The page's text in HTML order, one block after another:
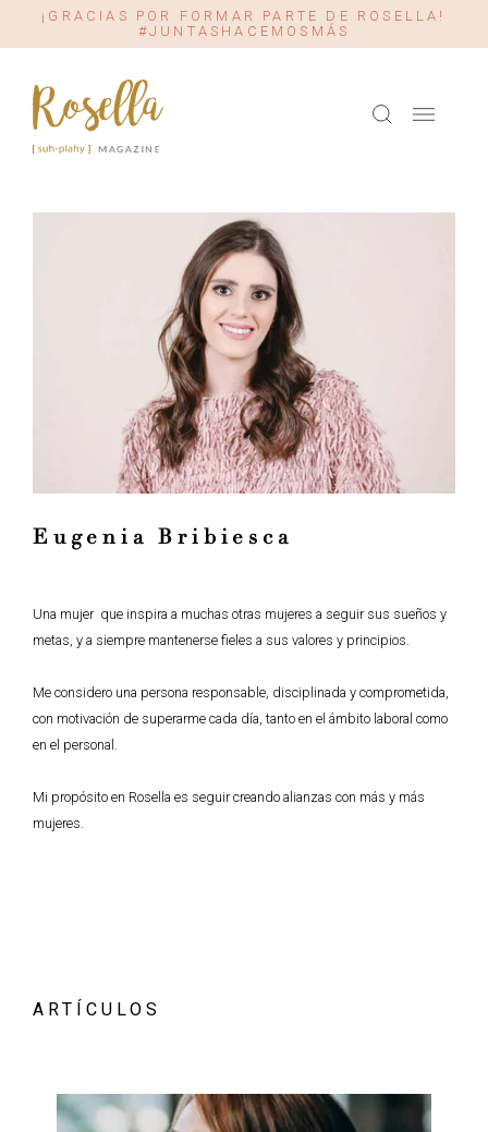
¡GRACIAS POR FORMAR PARTE DE ROSELLA!
#JUNTASHACEMOSMÁS
Eugenia Bribiesca
Una mujer que inspira a muchas otras mujeres a seguir sus sueños y
metas, y a siempre mantenerse fieles a sus valores y principios.
Me considero una persona responsable, disciplinada y comprometida,
con motivación de superarme cada día, tanto en el ámbito laboral como
en el personal.
Mi propósito en Rosella es seguir creando alianzas con más y más
mujeres.
ARTÍCULOS